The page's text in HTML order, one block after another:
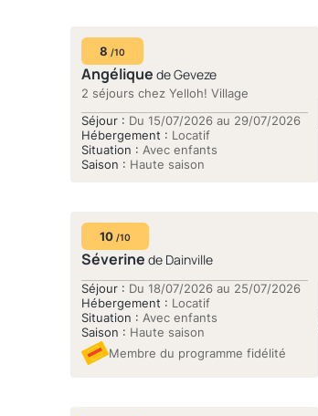
8 /10
Angélique de Geveze
2 séjours chez Yelloh! Village
Séjour : Du 15/07/2026 au 29/07/2026
Hébergement : Locatif
Situation : Avec enfants
Saison : Haute saison
10 /10
Séverine de Dainville
Séjour : Du 18/07/2026 au 25/07/2026
Hébergement : Locatif
Situation : Avec enfants
Saison : Haute saison
Membre du programme fidélité